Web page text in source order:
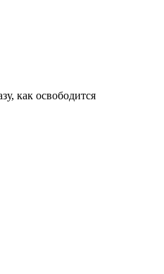
как освободится